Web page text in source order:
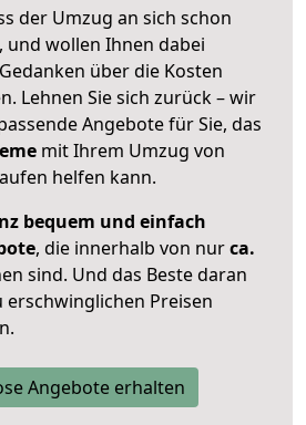
der Umzug an sich schon
und wollen Ihnen dabei
über die Kosten
Lehnen Sie sich zurück – wir
Angebote für Sie, das
mit Ihrem Umzug von
helfen kann.
bequem und einfach
, die innerhalb von nurca.
sind. Und das Beste daran
erschwinglichen Preisen
Angebote erhalten